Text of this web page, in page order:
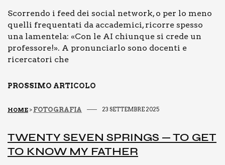
Scorrendo i feed dei social network, o per lo meno
quelli frequentati da accademici, ricorre spesso
una lamentela: «Con le AI chiunque si crede un
professore!». A pronunciarlo sono docenti e
ricercatori che
PROSSIMO ARTICOLO
HOME > FOTOGRAFIA 23 SETTEMBRE 2025
TWEN­TY SEVEN SPRINGS — TO GET
TO KNOW MY FATHER